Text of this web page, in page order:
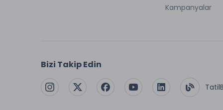
Kampanyalar
Bizi Takip Edin